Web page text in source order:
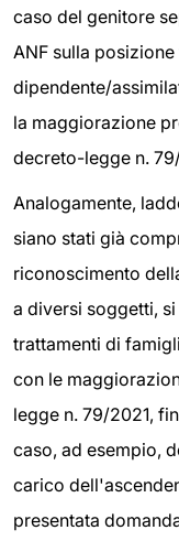
caso del genitore
ANF sulla
dipendente/
la maggiorazione
decreto-legge n.
Analogamente,
siano stati già
riconoscimento
a diversi soggetti,
trattamenti di
con le
legge n. 79/2021,
caso, ad esempio,
carico
presentata